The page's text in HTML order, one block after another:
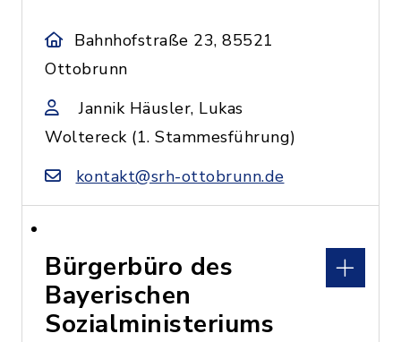
Bahnhofstraße 23, 85521
Ottobrunn
Jannik Häusler, Lukas
Woltereck (1. Stammesführung)
kontakt@srh-ottobrunn.de
Bürgerbüro des
Bayerischen
Sozialministeriums